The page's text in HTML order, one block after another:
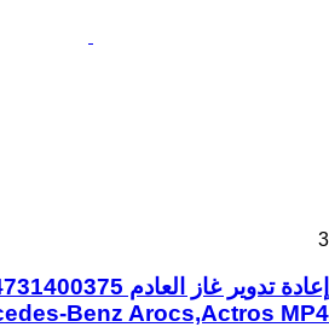
3
Benz Arocs,Actros MP4